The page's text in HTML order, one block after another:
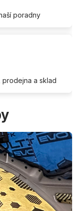
poradny
prodejna a sklad